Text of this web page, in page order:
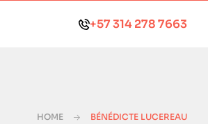
+57 314 278 7663
HOME BÉNÉDICTE LUCEREAU